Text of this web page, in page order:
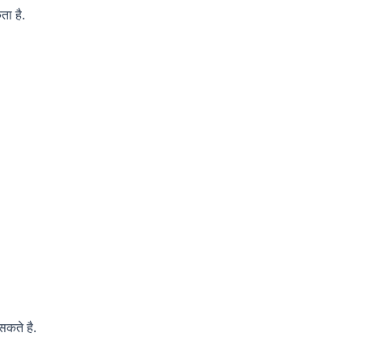
है.
है.